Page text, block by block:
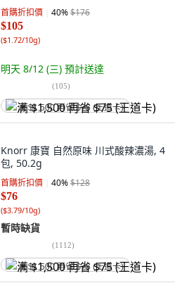
首購折扣價 40%$176
$105
($1.72/10g)
明天 8/12 (三) 預計送達
(105)
满 $1,500 再省 $75 (王道卡)
Knorr 康寶 自然原味 川式酸辣濃湯, 4
包, 50.2g
首購折扣價 40%$128
$76
($3.79/10g)
暫時缺貨
(1112)
满 $1,500 再省 $75 (王道卡)